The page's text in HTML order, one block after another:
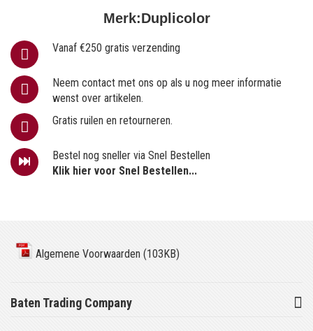
Merk:Duplicolor
Vanaf €250 gratis verzending
Neem contact met ons op als u nog meer informatie
wenst over artikelen.
Gratis ruilen en retourneren.
Bestel nog sneller via Snel Bestellen
Klik hier voor Snel Bestellen...
Algemene Voorwaarden (103KB)
Baten Trading Company